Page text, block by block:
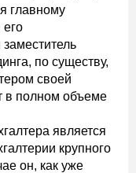
главному
его
по существу,
своей
в полном объеме
является
крупного
он, как уже